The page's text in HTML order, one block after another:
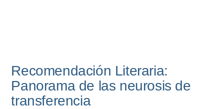
Recomendación Literaria:
Panorama de las neurosis de
transferencia